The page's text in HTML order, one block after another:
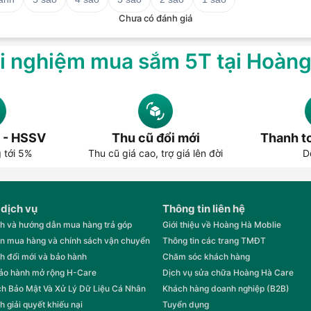
là khi sử dụng góc nhìn rộng.
cần phải liên tục di chuyển tầm nhìn
cần phần cứng đủ mạnh để xuất hình
0.5ms - Hiệu suất gaming ấn
thông thường, mang lại trải nghiệm
độ nhanh.
đổi hình ảnh càng nhanh. MPRT 0.5ms
(nhòe chuyển động), mang lại sự rõ
đua xe tốc độ cao, vật thể không bị kéo
trong từng pha hành động.
Chưa có đánh giá
nghiệm mua sắm 5T tại
HSSV
tới 5%
Thu cũ đổi mới
Thu cũ giá cao, trợ giá lên đời
Thanh
vụ
và hướng dẫn mua hàng trả góp
mua hàng và chính sách vận chuyển
đổi mới và bảo hành
hành mở rộng H-Care
Bảo Mật Và Xử Lý Dữ Liệu Cá Nhân
giải quyết khiếu nại
Thông tin liên hệ
Giới thiệu về Hoàng Hà Moblie
Thông tin các trang TMĐT
Chăm sóc khách hàng
Dịch vụ sửa chữa Hoàng Hà Care
Khách hàng doanh nghiệp (B2B)
Tuyển dụng